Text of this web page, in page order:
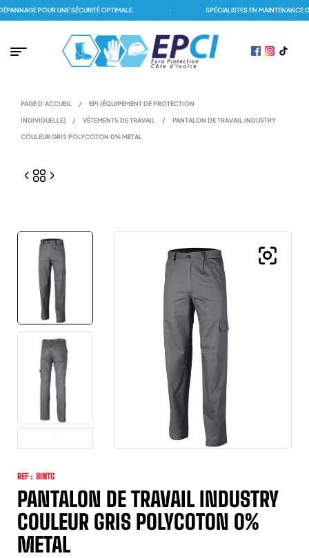
POUR UNE SÉCURITÉ OPTIMALE. SPÉCIALISTES EN MAINTENANCE
PAGE D'ACCUEIL / EPI (ÉQUIPEMENT DE PROTECTION
INDIVIDUELLE) / VÊTEMENTS DE TRAVAIL / PANTALON DE TRAVAIL INDUSTRY
COULEUR GRIS POLYCOTON 0% METAL
REF : 8INTG
PANTALON DE TRAVAIL INDUSTRY
COULEUR GRIS POLYCOTON 0%
METAL